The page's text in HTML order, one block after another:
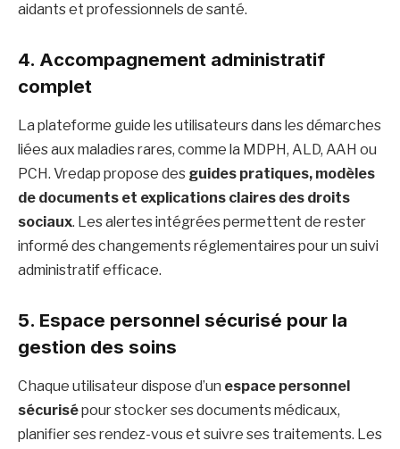
aidants et professionnels de santé.
4. Accompagnement administratif
complet
La plateforme guide les utilisateurs dans les démarches
liées aux maladies rares, comme la MDPH, ALD, AAH ou
PCH. Vredap propose des guides pratiques, modèles
de documents et explications claires des droits
sociaux. Les alertes intégrées permettent de rester
informé des changements réglementaires pour un suivi
administratif efficace.
5. Espace personnel sécurisé pour la
gestion des soins
Chaque utilisateur dispose d’un espace personnel
sécurisépour stocker ses documents médicaux,
planifier ses rendez-vous et suivre ses traitements. Les